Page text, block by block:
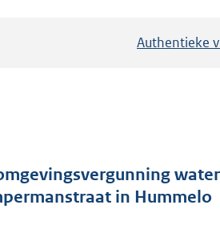
Authentieke
in Hummelo